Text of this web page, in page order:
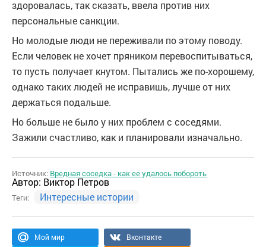
здоровалась, так сказать, ввела против них
персональные санкции.
Но молодые люди не переживали по этому поводу.
Если человек не хочет пряником перевоспитываться,
то пусть получает кнутом. Пытались же по-хорошему,
однако таких людей не исправишь, лучше от них
держаться подальше.
Но больше не было у них проблем с соседями.
Зажили счастливо, как и планировали изначально.
Источник: Вредная соседка - как ее удалось побороть
Автор: Виктор Петров
Теги: Интересные истории
Мой мир
Вконтакте